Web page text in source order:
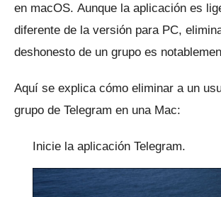
en macOS. Aunque la aplicación es
diferente de la versión para PC,
deshonesto de un grupo es
Aquí se explica cómo eliminar a un
grupo de Telegram en una Mac:
Inicie la aplicación Telegram.